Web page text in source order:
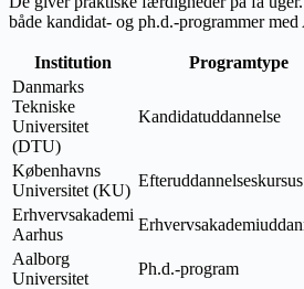
både kandidat- og ph.d.-programmer
Institution Programtype
Danmarks
Tekniske
Universitet
(DTU)
Kandidatuddannelse
Københavns
Universitet (KU)
Efteruddannelseskursus
Erhvervsakademi
Aarhus
Aalborg
Universitet
Ph.d.-program